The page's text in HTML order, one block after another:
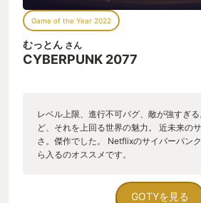
Game of the Year 2022
むっとん さん
CYBERPUNK 2077
レベル上限、進行不可バグ、敵が強すぎ
ど、それを上回る世界の魅力。 近未来の
さ。傑作でした。 Netflixのサイバーパン
ら入るのオススメです。
GOTYを見る